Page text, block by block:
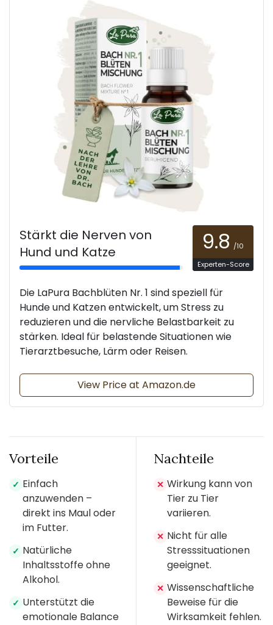
Stärkt die Nerven von
Hund und Katze
9.8 /10
Experten-Score
Die LaPura Bachblüten Nr. 1 sind speziell für
Hunde und Katzen entwickelt, um Stress zu
reduzieren und die nervliche Belastbarkeit zu
stärken. Ideal für belastende Situationen wie
Tierarztbesuche, Lärm oder Reisen.
View Price at Amazon.de
Vorteile
✓ Einfach
anzuwenden –
direkt ins Maul oder
im Futter.
✓ Natürliche
Inhaltsstoffe ohne
Alkohol.
✓ Unterstützt die
emotionale Balance
Nachteile
✕ Wirkung kann von
Tier zu Tier
variieren.
✕ Nicht für alle
Stresssituationen
geeignet.
✕ Wissenschaftliche
Beweise für die
Wirksamkeit fehlen.